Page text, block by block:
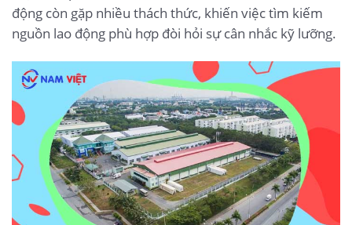
động còn gặp nhiều thách thức, khiến việc tìm kiếm
nguồn lao động phù hợp đòi hỏi sự cân nhắc kỹ lưỡng.